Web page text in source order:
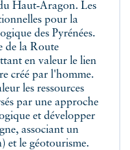
Haut‑Aragon. Les
pour la
des Pyrénées.
de la Route
en valeur le lien
créé par l'homme.
les ressources
par une approche
et développer
associant un
et le géotourisme.